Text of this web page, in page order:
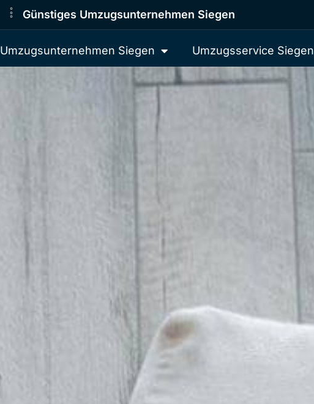
Günstiges Umzugsunternehmen Siegen
Umzugsunternehmen Siegen Umzugsservice Siegen